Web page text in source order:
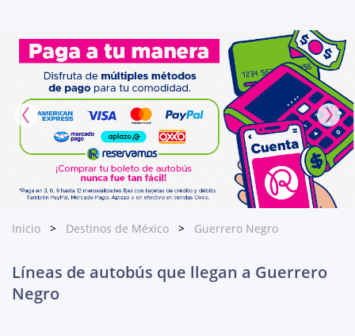
Inicio Destinos de México Guerrero Negro
Líneas de autobús que llegan a Guerrero
Negro